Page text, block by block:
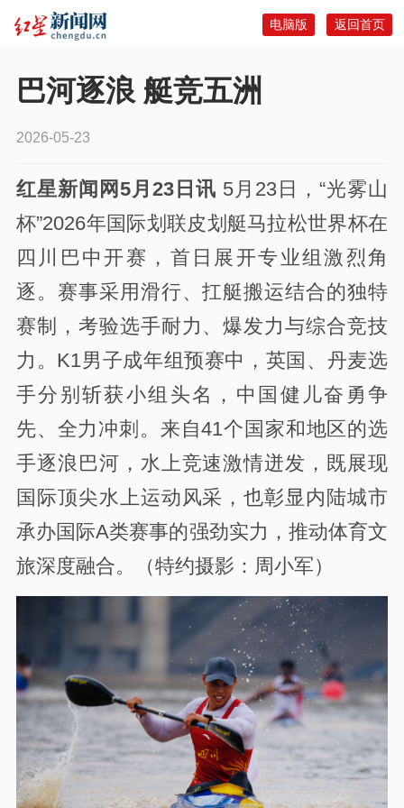
返回首页
电脑版
巴河逐浪 艇竞五洲
2026-05-23
红星新闻网5月23日讯 5月23日，“光雾山
杯”2026年国际划联皮划艇马拉松世界杯在
四川巴中开赛，首日展开专业组激烈角
逐。赛事采用滑行、扛艇搬运结合的独特
赛制，考验选手耐力、爆发力与综合竞技
力。K1男子成年组预赛中，英国、丹麦选
手分别斩获小组头名，中国健儿奋勇争
先、全力冲刺。来自41个国家和地区的选
手逐浪巴河，水上竞速激情迸发，既展现
国际顶尖水上运动风采，也彰显内陆城市
承办国际A类赛事的强劲实力，推动体育文
旅深度融合。（特约摄影：周小军）